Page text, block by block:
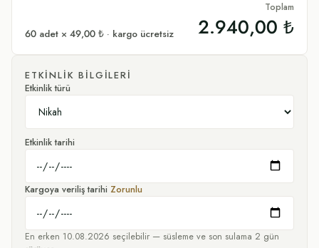
60 adet × 49,00 ₺ · kargo ücretsiz
Toplam
2.940,00 ₺
ETKINLIK BILGILERI
Etkinlik türü
Etkinlik tarihi
Kargoya veriliş tarihi Zorunlu
En erken 10.08.2026 seçilebilir — süsleme ve son sulama 2 gün